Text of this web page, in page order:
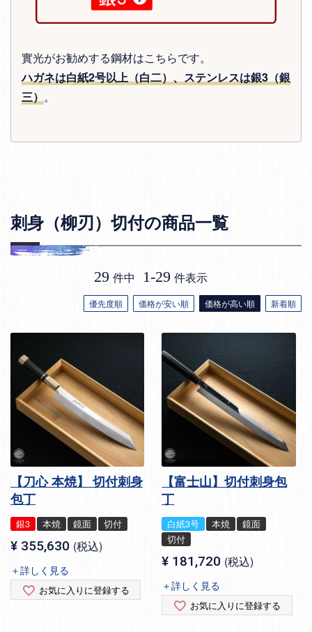
實光がお勧めする鋼材はこちらです。
ハガネは白紙2号以上（白二）、ステンレスは銀3（銀
三） 。
刺身（柳刃）切付の商品一覧
優先度順 価格が安い順 価格が高い順 新着順
29 件中 1-29 件表示
【刀心 本焼】 切付刺身
包丁
銀3 本焼 鏡面 切付
¥ 355,630 税込
＋詳しく見る
お気に入りに登録する
【富士山】切付刺身包
丁
白紙3号 本焼
鏡面
切付
¥ 181,720 税込
＋詳しく見る
お気に入りに登録する